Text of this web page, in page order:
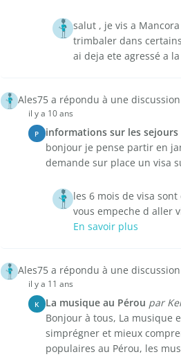
salut , je vis a
trimbaler dans
ai deja ete agressé a
Ales75 a répondu à une discussion
il y a 10 ans
P informations sur les
bonjour je pense partir en
demande sur place un visa
les 6 mois de visa
vous empeche d aller
En savoir plus
Ales75 a répondu à une discussion
il y a 11 ans
K La musique au Pérou par
Bonjour à tous, La musique
simprégner et mieux
populaires au Pérou, les